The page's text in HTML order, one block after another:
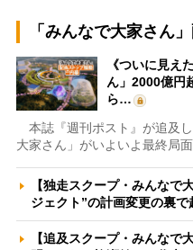
「みんなで大家さん
《ついに見え
ん」2000億円
ら…
本誌『週刊ポスト』が追及
大家さん」がいよいよ最終局
【独走スクープ・みんなで
ジェクト”の計画変更の裏
【追及スクープ・みんなで